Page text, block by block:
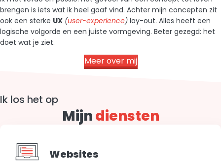
brengen is iets wat ik heel gaaf vind. Achter mijn concepten zit
ook een sterke UX (user-experience) lay-out. Alles heeft een
logische volgorde en een juiste vormgeving. Beter gezegd: het
doet wat je ziet.
Meer over mij
Ik los het op
Mijndiensten
Websites